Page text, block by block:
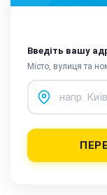
Введіть вашу
Місто, вулиця та